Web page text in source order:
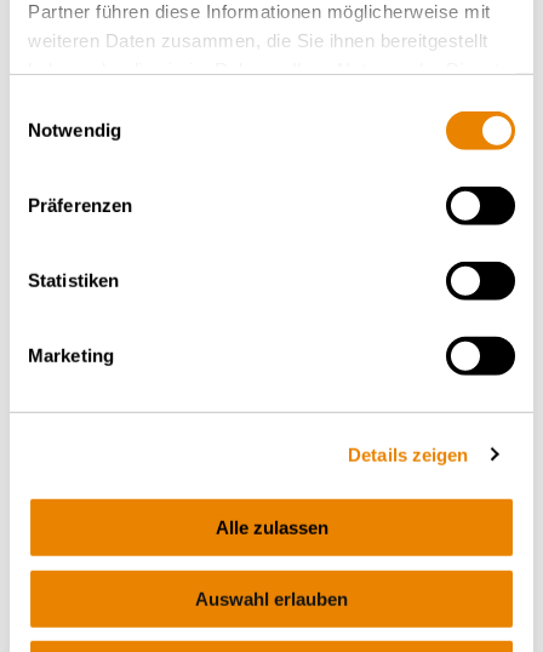
Partner führen diese Informationen möglicherweise mit
weiteren Daten zusammen, die Sie ihnen bereitgestellt
Notwendig
Präferenzen
Statistiken
Marketing
Details zeigen
Alle zulassen
Auswahl erlauben
Containertragwagen Sggmrss